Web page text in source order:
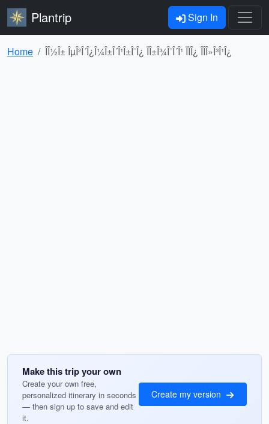
Plantrip Sign In
Home ÎÎ½Î± ÎµÎ²Î´Î¿Î¼Î±Î´Î¹Î±Î¯Î¿ ÏÎ±Î¾Î¯Î´Î¹ ÏÏÎ¿ ÎÎ­Î»Î³Î¹Î¿
Make this trip your own
Create your own free,
personalized itinerary in seconds
— then sign up to save and edit
it.
Create my version